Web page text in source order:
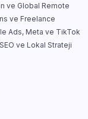
ve Global Remote
ve Freelance
Ads, Meta ve TikTok
ve Lokal Strateji